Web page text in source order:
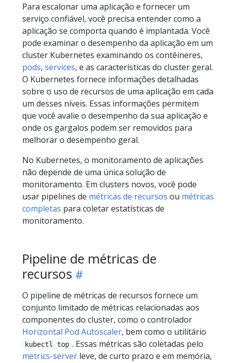
Para escalonar uma aplicação e fornecer um
serviço confiável, você precisa entender como a
aplicação se comporta quando é implantada. Você
pode examinar o desempenho da aplicação em um
cluster Kubernetes examinando os contêineres,
pods, services, e as características do cluster geral.
O Kubernetes fornece informações detalhadas
sobre o uso de recursos de uma aplicação em cada
um desses níveis. Essas informações permitem
que você avalie o desempenho da sua aplicação e
onde os gargalos podem ser removidos para
melhorar o desempenho geral.
No Kubernetes, o monitoramento de aplicações
não depende de uma única solução de
monitoramento. Em clusters novos, você pode
usar pipelines de métricas de recursos ou métricas
completas para coletar estatísticas de
monitoramento.
Pipeline de métricas de
recursos
O pipeline de métricas de recursos fornece um
conjunto limitado de métricas relacionadas aos
componentes do cluster, como o controlador
Horizontal Pod Autoscaler, bem como o utilitário
kubectl top . Essas métricas são coletadas pelo
metrics-server leve, de curto prazo e em memória,